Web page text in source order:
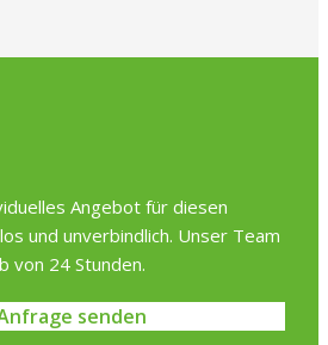
Angebot für diesen
und unverbindlich. Unser Team
von 24 Stunden.
senden